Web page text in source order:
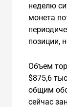
неделю
монета
позиции,
Объем
$875,6
общим
сейчас